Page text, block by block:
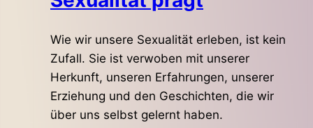
Wie wir unsere Sexualität erleben, ist kein
Zufall. Sie ist verwoben mit unserer
Herkunft, unseren Erfahrungen, unserer
Erziehung und den Geschichten, die wir
über uns selbst gelernt haben.